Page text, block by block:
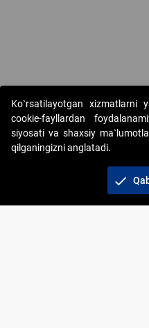
Copyright © 2017-2026.
tashkil etish" AJ. Barcha
Ko`rsatilayotgan xizmatlarni
cookie-fayllardan
siyosati va shaxsiy
qilganingizni anglatadi.
check